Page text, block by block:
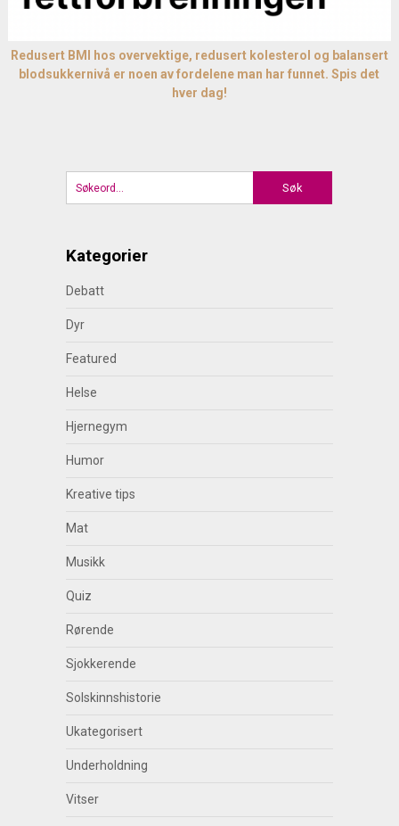
Redusert BMI hos overvektige, redusert kolesterol og balansert
blodsukkernivå er noen av fordelene man har funnet. Spis det
hver dag!
Kategorier
Debatt
Dyr
Featured
Helse
Hjernegym
Humor
Kreative tips
Mat
Musikk
Quiz
Rørende
Sjokkerende
Solskinnshistorie
Ukategorisert
Underholdning
Vitser